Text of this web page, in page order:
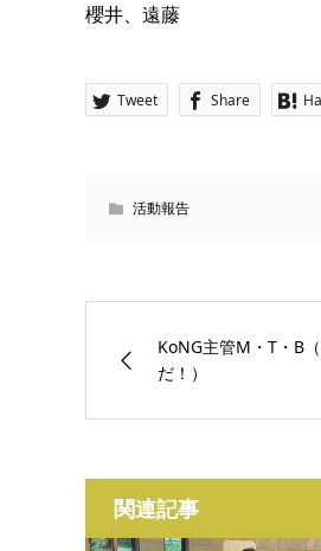
櫻井、遠藤
Tweet Share
活動報告
KoNG主管M・T・B
だ！）
関連記事